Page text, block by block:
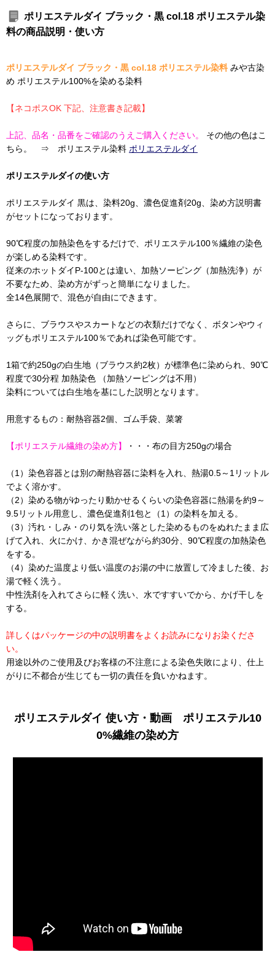
ポリエステルダイ ブラック・黒 col.18 ポリエステル染
料の商品説明・使い方
ポリエステルダイ ブラック・黒 col.18 ポリエステル染料 みや古染
め ポリエステル100%を染める染料
【ネコポスOK 下記、注意書き記載】
上記、品名・品番をご確認のうえご購入ください。
その他の色はこ
ちら。 ⇒ ポリエステル染料 ポリエステルダイ
ポリエステルダイの使い方
ポリエステルダイ 黒は、染料20g、濃色促進剤20g、染め方説明書
がセットになっております。
90℃程度の加熱染色をするだけで、ポリエステル100％繊維の染色
が楽しめる染料です。
従来のホットダイP-100とは違い、加熱ソーピング（加熱洗浄）が
不要なため、染め方がずっと簡単になりました。
全14色展開で、混色が自由にできます。
さらに、ブラウスやスカートなどの衣類だけでなく、ボタンやウィ
ッグもポリエステル100％であれば染色可能です。
1箱で約250gの白生地（ブラウス約2枚）が標準色に染められ、90℃
程度で30分程 加熱染色 （加熱ソーピングは不用）
染料については白生地を基にした説明となります。
用意するもの：耐熱容器2個、ゴム手袋、菜箸
【ポリエステル繊維の染め方】 ・・・布の目方250gの場合
（1）染色容器とは別の耐熱容器に染料を入れ、熱湯0.5～1リットル
でよく溶かす。
（2）染める物がゆったり動かせるくらいの染色容器に熱湯を約9～
9.5リットル用意し、濃色促進剤1包と（1）の染料を加える。
（3）汚れ・しみ・のり気を洗い落とした染めるものをぬれたまま広
げて入れ、火にかけ、かき混ぜながら約30分、90℃程度の加熱染色
をする。
（4）染めた温度より低い温度のお湯の中に放置して冷ました後、お
湯で軽く洗う。
中性洗剤を入れてさらに軽く洗い、水ですすいでから、かげ干しを
する。
詳しくはパッケージの中の説明書をよくお読みになりお染くださ
い。
用途以外のご使用及びお客様の不注意による染色失敗により、仕上
がりに不都合が生じても一切の責任を負いかねます。
ポリエステルダイ 使い方・動画 ポリエステル10
0%繊維の染め方